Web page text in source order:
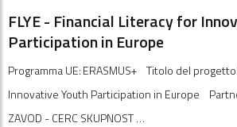
FLYE - Financial Literacy for
Participation in Europe
Programma UE: ERASMUS+ Titolo del
Innovative Youth Participation in Europe
ZAVOD - CERC SKUPNOST …